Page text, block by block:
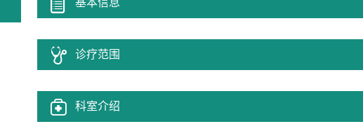
基本信息
诊疗范围
科室介绍